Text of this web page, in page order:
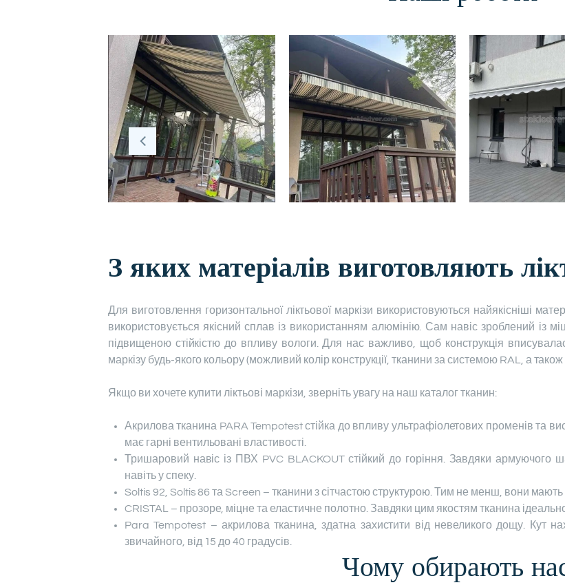
З яких матеріалів виготовляють
Для виготовлення горизонтальної ліктьової маркізи використовуються найякісніші
використовується якісний сплав із використанням алюмінію. Сам навіс зроблений із
підвищеною стійкістю до впливу вологи. Для нас важливо, щоб конструкція
маркізу будь-якого кольору (можливий колір конструкції, тканини за системою RAL, а
Якщо ви хочете купити ліктьові маркізи, зверніть увагу на наш каталог тканин:
Акрилова тканина PARA Tempotest стійка до впливу ультрафіолетових променів та
має гарні вентильовані властивості.
Тришаровий навіс із ПВХ PVC BLACKOUT стійкий до горіння. Завдяки армуючого
навіть у спеку.
Soltis 92, Soltis 86 та Screen – тканини з сітчастою структурою. Тим не менш, вони мають
CRISTAL – прозоре, міцне та еластичне полотно. Завдяки цим якостям тканина ідеально
Para Tempotest – акрилова тканина, здатна захистити від невеликого дощу. Кут
звичайного, від 15 до 40 градусів.
Чому обирають